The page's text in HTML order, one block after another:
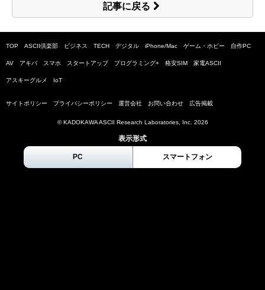
記事に戻る
TOP ASCII倶楽部 ビジネス TECH デジタル iPhone/Mac ゲーム・ホビー 自作PC
AV アキバ スマホ スタートアップ プログラミング+ 格安SIM 家電ASCII
アスキーグルメ IoT
サイトポリシー プライバシーポリシー 運営会社 お問い合わせ 広告掲載
© KADOKAWA ASCII Research Laboratories, Inc. 2026
表示形式
PC スマートフォン